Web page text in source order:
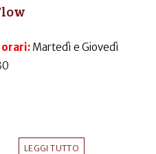
orari: Martedì e Giovedì
LEGGI TUTTO